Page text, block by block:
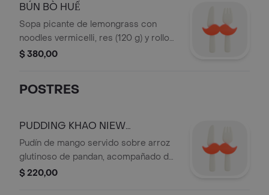
BÚN BÒ HUẾ
Sopa picante de lemongrass con
noodles vermicelli, res (120 g) y rollos
de cerdo (40 g).
$ 380,00
POSTRES
PUDDING KHAO NIEW
MAMUANG
Pudín de mango servido sobre arroz
glutinoso de pandan, acompañado de
mango fresco y leche de coco.
$ 220,00